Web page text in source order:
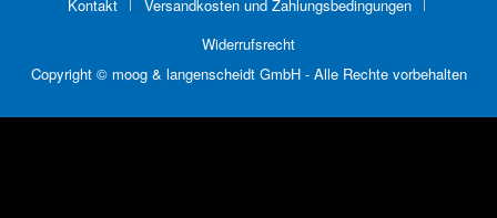
Kontakt
Versandkosten und Zahlungsbedingungen
Widerrufsrecht
Copyright © moog & langenscheidt GmbH - Alle Rechte vorbehalten